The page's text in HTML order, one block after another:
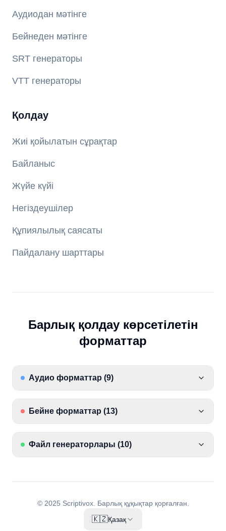
Аудиодан мәтінге
Бейнеден мәтінге
SRT генераторы
VTT генераторы
Қолдау
Жиі қойылатын сұрақтар
Байланыс
Жүйе күйі
Негіздеушілер
Құпиялылық саясаты
Пайдалану шарттары
Барлық қолдау көрсетілетін
форматтар
Аудио форматтар (9)
Бейне форматтар (13)
Файл генераторлары (10)
© 2025 Scriptivox. Барлық құқықтар қорғалған.
🇰🇿Қазақ